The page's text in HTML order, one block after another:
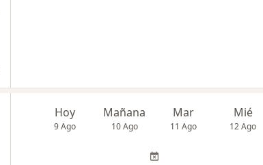
Hoy
9 Ago
Mañana
10 Ago
Mar
11 Ago
Mié
12 Ago